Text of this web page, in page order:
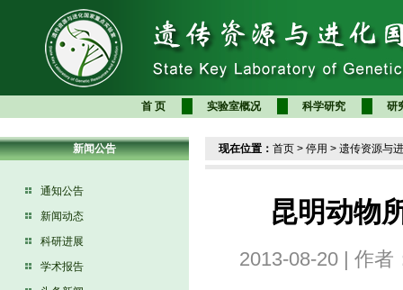
首 页 实验室概况 科学研究 研
新闻公告
通知公告
新闻动态
科研进展
学术报告
现在位置： 首页 > 停用 > 遗传资源与
昆明动物
2013-08-20 | 作